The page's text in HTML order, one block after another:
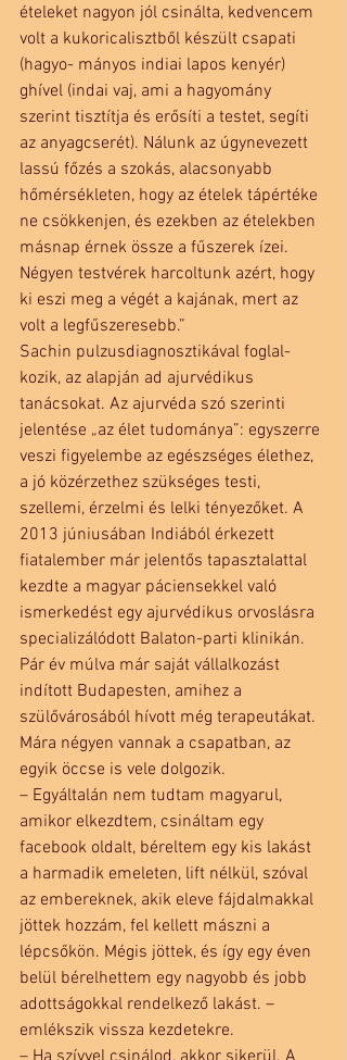
ételeket nagyon jól csinálta, kedvencem
volt a kukoricalisztből készült csapati
(hagyo- mányos indiai lapos kenyér)
ghível (indai vaj, ami a hagyomány
szerint tisztítja és erősíti a testet, segíti
az anyagcserét). Nálunk az úgynevezett
lassú főzés a szokás, alacsonyabb
hőmérsékleten, hogy az ételek tápértéke
ne csökkenjen, és ezekben az ételekben
másnap érnek össze a fűszerek ízei.
Négyen testvérek harcoltunk azért, hogy
ki eszi meg a végét a kajának, mert az
volt a legfűszeresebb.”
Sachin pulzusdiagnosztikával foglal-
kozik, az alapján ad ajurvédikus
tanácsokat. Az ajurvéda szó szerinti
jelentése „az élet tudománya”: egyszerre
veszi figyelembe az egészséges élethez,
a jó közérzethez szükséges testi,
szellemi, érzelmi és lelki tényezőket. A
2013 júniusában Indiából érkezett
fiatalember már jelentős tapasztalattal
kezdte a magyar páciensekkel való
ismerkedést egy ajurvédikus orvoslásra
specializálódott Balaton-parti klinikán.
Pár év múlva már saját vállalkozást
indított Budapesten, amihez a
szülővárosából hívott még terapeutákat.
Mára négyen vannak a csapatban, az
egyik öccse is vele dolgozik.
– Egyáltalán nem tudtam magyarul,
amikor elkezdtem, csináltam egy
facebook oldalt, béreltem egy kis lakást
a harmadik emeleten, lift nélkül, szóval
az embereknek, akik eleve fájdalmakkal
jöttek hozzám, fel kellett mászni a
lépcsőkön. Mégis jöttek, és így egy éven
belül bérelhettem egy nagyobb és jobb
adottságokkal rendelkező lakást. –
emlékszik vissza kezdetekre.